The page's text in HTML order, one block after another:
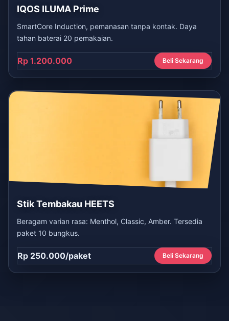
IQOS ILUMA Prime
SmartCore Induction, pemanasan tanpa kontak. Daya
tahan baterai 20 pemakaian.
Rp 1.200.000 Beli Sekarang
Stik Tembakau HEETS
Beragam varian rasa: Menthol, Classic, Amber. Tersedia
paket 10 bungkus.
Rp 250.000/paket Beli Sekarang